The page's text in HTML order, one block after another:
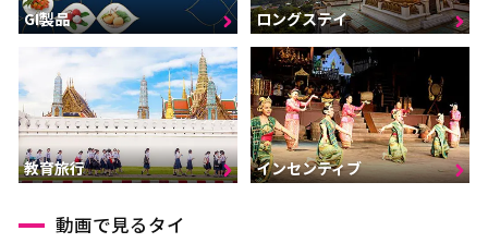
GI製品 ロングステイ
教育旅行 インセンティブ
動画で見るタイ